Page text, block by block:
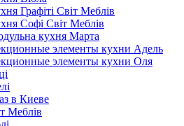
Графіті Світ Меблів
Софі Світ Меблів
кухня Марта
элементы кухни Адель
элементы кухни Оля
в Киеве
Меблів